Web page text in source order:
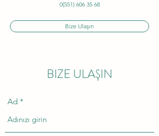
0(551) 606 35 68
Bize Ulaşın
BIZE ULAŞIN
Ad